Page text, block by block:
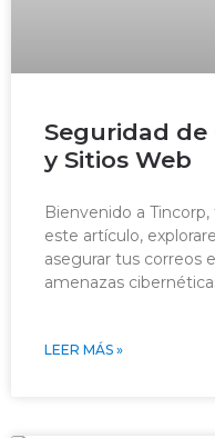
Seguridad
y Sitios Web
Bienvenido a
este artículo,
asegurar tus correos
amenazas
LEER MÁS »